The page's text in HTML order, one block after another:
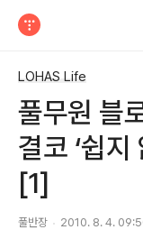
LOHAS Life
풀무원 블
결코 ‘쉽지
[1]
풀반장 2010. 8. 4.